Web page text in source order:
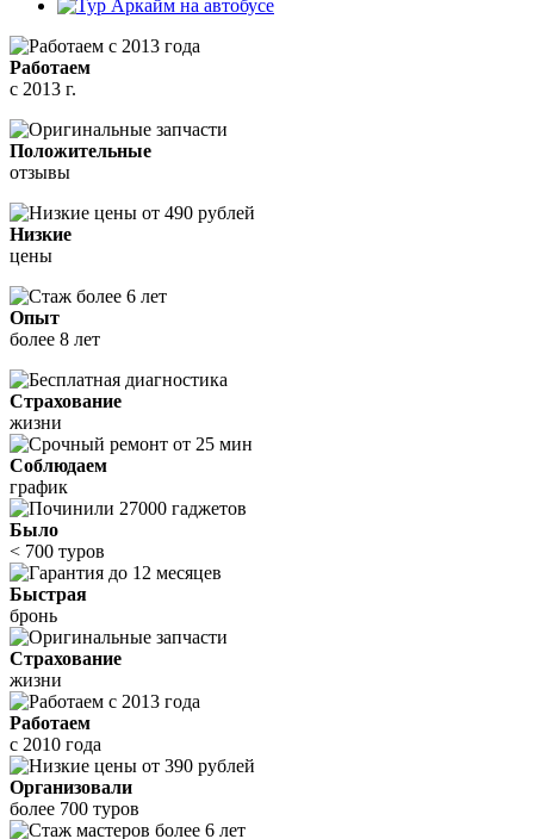
Работаем
с 2013 г.
Положительные
отзывы
Низкие
цены
Опыт
более 8 лет
Страхование
жизни
Соблюдаем
график
Было
< 700 туров
Быстрая
бронь
Страхование
жизни
Работаем
с 2010 года
Организовали
более 700 туров